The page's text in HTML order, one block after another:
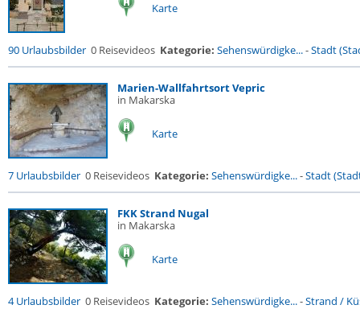
Karte
90 Urlaubsbilder 0 Reisevideos Kategorie: Sehenswürdigke...-Stadt
Marien-Wallfahrtsort Vepric
in Makarska
Karte
7 Urlaubsbilder 0 Reisevideos Kategorie: Sehenswürdigke...-Stadt
FKK Strand Nugal
in Makarska
Karte
4 Urlaubsbilder 0 Reisevideos Kategorie: Sehenswürdigke...-Strand /